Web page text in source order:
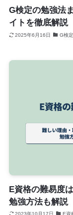
G検定の勉強法
イトを徹底解説
2025年6月16日 G検定
E資格の難易度
勉強方法も解説